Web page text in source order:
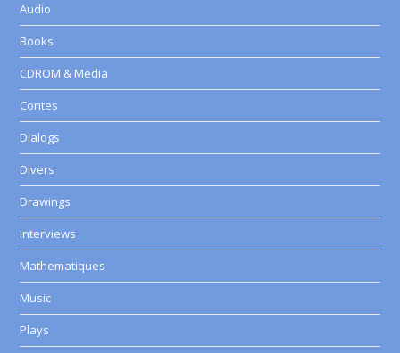
Audio
Books
CDROM & Media
Contes
Dialogs
Divers
Drawings
Interviews
Mathematiques
Music
Plays